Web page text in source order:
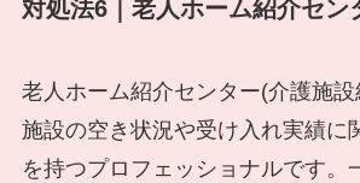
対処法6｜老人ホーム紹介セン
老人ホーム紹介センター(介護施
施設の空き状況や受け入れ実績に
を持つプロフェッショナルです。